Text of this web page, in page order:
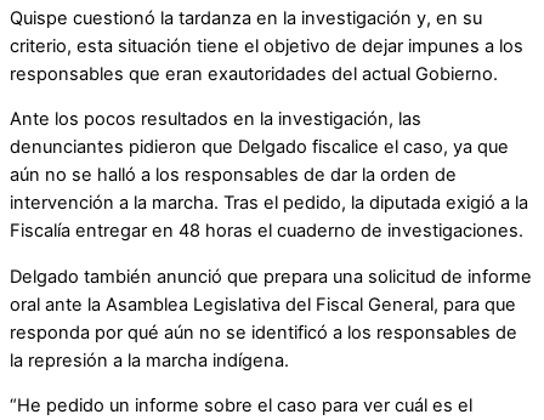
Quispe cuestionó la tardanza en la investigación y, en su
criterio, esta situación tiene el objetivo de dejar impunes a los
responsables que eran exautoridades del actual Gobierno.
Ante los pocos resultados en la investigación, las
denunciantes pidieron que Delgado fiscalice el caso, ya que
aún no se halló a los responsables de dar la orden de
intervención a la marcha. Tras el pedido, la diputada exigió a la
Fiscalía entregar en 48 horas el cuaderno de investigaciones.
Delgado también anunció que prepara una solicitud de informe
oral ante la Asamblea Legislativa del Fiscal General, para que
responda por qué aún no se identificó a los responsables de
la represión a la marcha indígena.
“He pedido un informe sobre el caso para ver cuál es el